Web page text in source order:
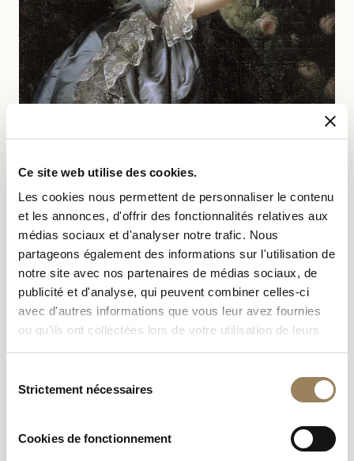
Ce site web utilise des cookies.
Les cookies nous permettent de personnaliser le contenu
et les annonces, d'offrir des fonctionnalités relatives aux
médias sociaux et d'analyser notre trafic. Nous
partageons également des informations sur l'utilisation de
notre site avec nos partenaires de médias sociaux, de
publicité et d'analyse, qui peuvent combiner celles-ci
avec d'autres informations que vous leur avez fournies
ou qu'ils ont collectées lors de votre utilisation de leurs
duStrictement nécessaires
Cookies de fonctionnement
Il est impossible de décrire l’oeuvre de Breguet sans
évoquer la montre n° 160 dite « Marie-Antoinette »,
pièce qui échappe à toute catégorie conventionnelle
tant par son ampleur technique que par une histoire
mouvementée dont voici un rapide aperçu.
Vers 1783, et selon une tradition orale retranscrite à la fin
du XIXe siècle, Breguet reçoit une commande
complications et tous les perfectionnements connus à
l’époque, c’est-à-dire toutes les complications possibles.
Aucune limite n’est imposée, ni en termes de coût ni en
termes de délai… Partout où cela est possible, l’or doit